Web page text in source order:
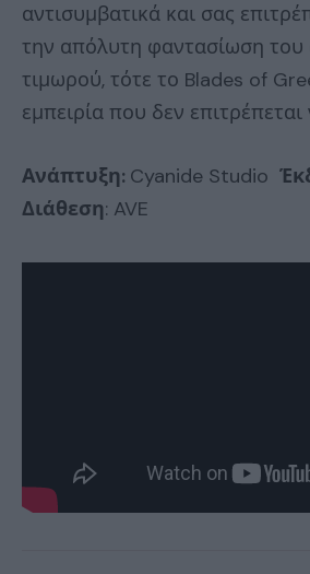
αντισυμβατικά και σας
την απόλυτη φαντασίωση του
τιμωρού, τότε το Blades of
εμπειρία που δεν επιτρέπεται
Ανάπτυξη: Cyanide Studio
Διάθεση: AVE